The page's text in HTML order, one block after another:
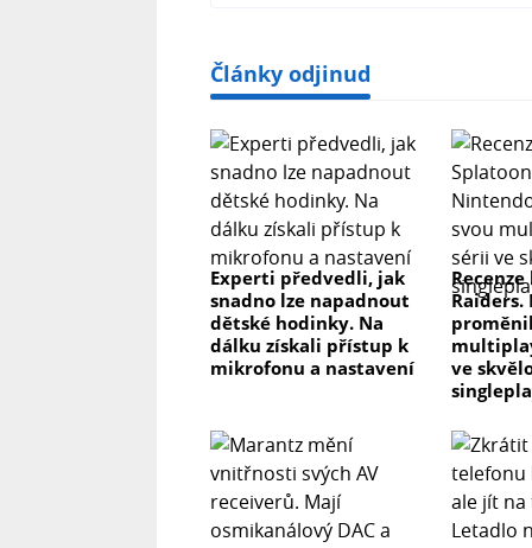
Články odjinud
Experti předvedli, jak
snadno lze napadnout
dětské hodinky. Na
dálku získali přístup k
mikrofonu a nastavení
ve